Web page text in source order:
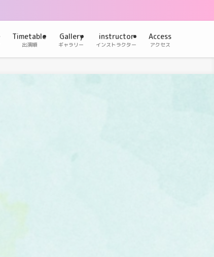
Timetable
出演順
Gallery
ギャラリー
instructor
インストラクター
Access
アクセス